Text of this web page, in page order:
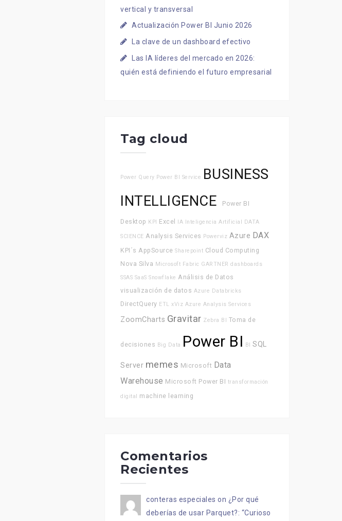
vertical y transversal
Actualización Power BI Junio 2026
La clave de un dashboard efectivo
Las IA líderes del mercado en 2026:
quién está definiendo el futuro empresarial
Tag cloud
Power Query Power BI Service BUSINESS
INTELLIGENCE
Power BI
Desktop KPI Excel IA Inteligencia Artificial DATA
SCIENCE Analysis Services Powerviz Azure DAX
KPI´s AppSource Sharepoint Cloud Computing
Nova Silva Microsoft Fabric GARTNER dashboards
SSAS SaaS Snowflake Análisis de Datos
visualización de datos Azure Databricks
DirectQuery ETL xViz Azure Analysis Services
ZoomCharts Gravitar Zebra BI Toma de
decisiones Big Data Power BI BI SQL
Server memes Microsoft Data
Warehouse Microsoft Power BI transformación
digital machine learning
Comentarios
Recientes
conteras especiales on ¿Por qué
deberías de usar Parquet?: “Curioso